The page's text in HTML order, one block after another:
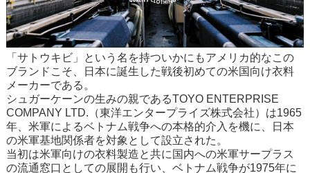
「サトウキビ」という名を持ついかにもアメリカ的なこの
ブランドこそ、日本に誕生した戦後初めての米国向け衣料
メーカーである。
シュガーケーンの生みの親であるTOYO ENTERPRISE
COMPANY LTD.（東洋エンタープライズ株式会社）は1965
年、米軍によるベトナム戦争への本格的介入を機に、日本
の米軍基地関係者を対象として設立された。
当初は米軍向けの衣料製造と共に国内への米軍サープラス
の流通窓口としての展開も行い、ベトナム戦争が1975年に